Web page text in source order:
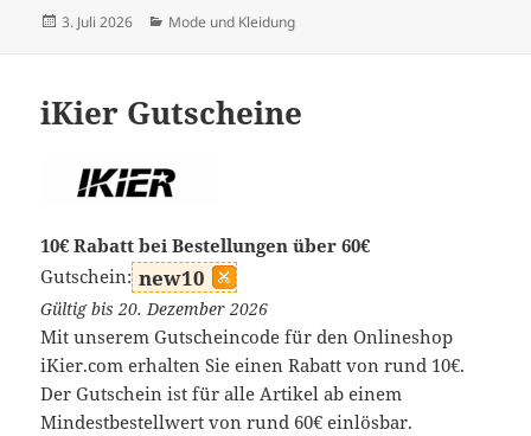
Veröffentlicht
3. Juli 2026 Kategorien
Mode und Kleidung
iKier Gutscheine
10€ Rabatt bei Bestellungen über 60€
Gutschein: new10
Gültig bis 20. Dezember 2026
Mit unserem Gutscheincode für den Onlineshop
iKier.com erhalten Sie einen Rabatt von rund 10€.
Der Gutschein ist für alle Artikel ab einem
Mindestbestellwert von rund 60€ einlösbar.